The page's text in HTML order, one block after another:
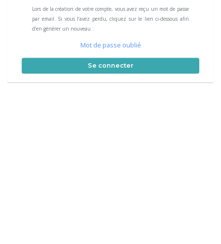
Lors de la création de votre compte, vous avez reçu un mot de passe
par email. Si vous l’avez perdu, cliquez sur le lien ci-dessous afin
d’en générer un nouveau :
Mot de passe oublié
Se connecter